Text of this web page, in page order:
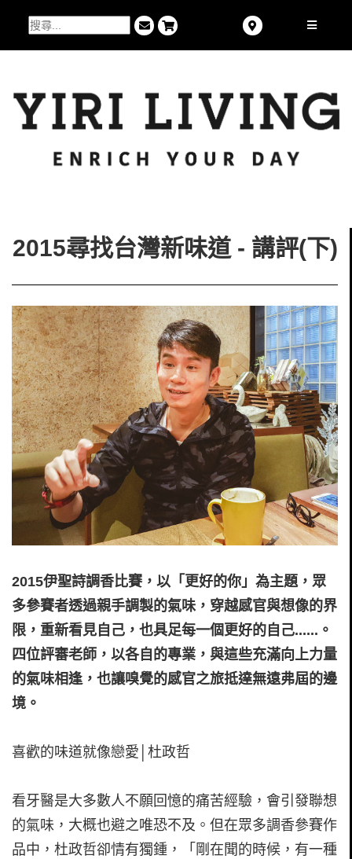
2015尋找台灣新味道 - 講評(下)
2015伊聖詩調香比賽，以「更好的你」為主題，眾
多參賽者透過親手調製的氣味，穿越感官與想像的界
限，重新看見自己，也具足每一個更好的自己......。
四位評審老師，以各自的專業，與這些充滿向上力量
的氣味相逢，也讓嗅覺的感官之旅抵達無遠弗屆的邊
境。
喜歡的味道就像戀愛│杜政哲
看牙醫是大多數人不願回憶的痛苦經驗，會引發聯想
的氣味，大概也避之唯恐不及。但在眾多調香參賽作
品中，杜政哲卻情有獨鍾，「剛在聞的時候，有一種